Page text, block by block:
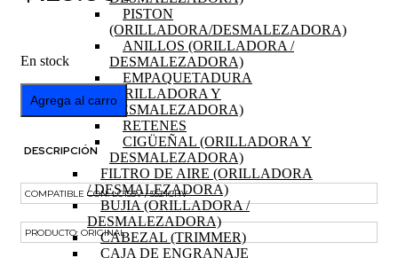
PISTON
(ORILLADORA/DESMALEZADORA)
ANILLOS (ORILLADORA /
DESMALEZADORA)
EMPAQUETADURA
(ORILLADORA Y
DESMALEZADORA)
RETENES
CIGÜEÑAL (ORILLADORA Y
DESMALEZADORA)
FILTRO DE AIRE (ORILLADORA
/ DESMALEZADORA)
BUJIA (ORILLADORA /
DESMALEZADORA)
CABEZAL (TRIMMER)
CAJA DE ENGRANAJE
En stock
CAJA
DE
TRANSMISION
CORTACESPED
R53SV
Agrega al carro
DESCRIPCIÓN
COMPATIBLE CON: LC153V / 5521CHV
PRODUCTO: ORIGINAL